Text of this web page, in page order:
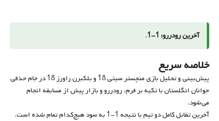
آخرین رودررو: 1-1 .
خلاصه سریع
پیش‌بینی و تحلیل بازی منچستر سیتی 18 و بلکبرن راورز 18 در جام حذفی
جوانان انگلستان با تکیه بر فرم، رودررو و بازار پیش از مسابقه انجام
می‌شود.
آخرین تقابل کامل دو تیم با نتیجه 1-1 به سود هیچ‌کدام تمام شده است.